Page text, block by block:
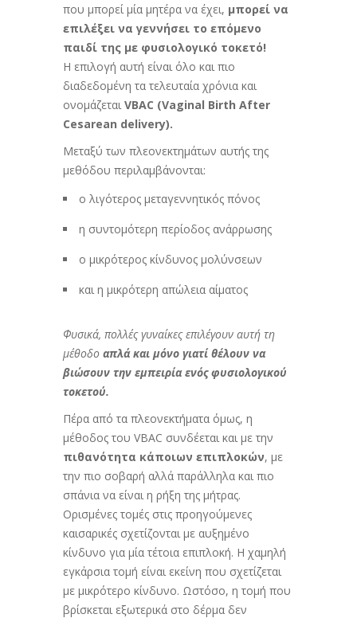
που μπορεί μία μητέρα να έχει, μπορεί να
επιλέξει να γεννήσει το επόμενο
παιδί της με φυσιολογικό τοκετό!
Η επιλογή αυτή είναι όλο και πιο
διαδεδομένη τα τελευταία χρόνια και
ονομάζεταιVBAC (Vaginal Birth After
Cesarean delivery).
Μεταξύ των πλεονεκτημάτων αυτής της
μεθόδου περιλαμβάνονται:
ο λιγότερος μεταγεννητικός πόνος
η συντομότερη περίοδος ανάρρωσης
ο μικρότερος κίνδυνος μολύνσεων
και η μικρότερη απώλεια αίματος
Φυσικά, πολλές γυναίκες επιλέγουν αυτή τη
μέθοδο απλά και μόνο γιατί θέλουν να
βιώσουν την εμπειρία ενός φυσιολογικού
τοκετού.
Πέρα από τα πλεονεκτήματα όμως, η
μέθοδος του VBAC συνδέεται και με την
πιθανότητα κάποιων επιπλοκών, με
την πιο σοβαρή αλλά παράλληλα και πιο
σπάνια να είναι η ρήξη της μήτρας.
Ορισμένες τομές στις προηγούμενες
καισαρικές σχετίζονται με αυξημένο
κίνδυνο για μία τέτοια επιπλοκή. Η χαμηλή
εγκάρσια τομή είναι εκείνη που σχετίζεται
με μικρότερο κίνδυνο. Ωστόσο, η τομή που
βρίσκεται εξωτερικά στο δέρμα δεν